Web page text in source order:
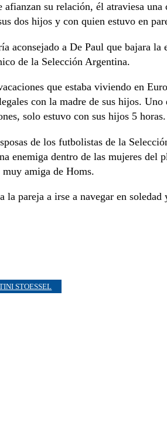
su relación, él atraviesa una
dos hijos y con quien estuvo en
aconsejado a De Paul que bajara la
de la Selección Argentina.
que estaba viviendo en
con la madre de sus hijos. Uno
solo estuvo con sus hijos 5 horas.
de los futbolistas de la
enemiga dentro de las mujeres del
muy amiga de Homs.
pareja a irse a navegar en
STOESSEL